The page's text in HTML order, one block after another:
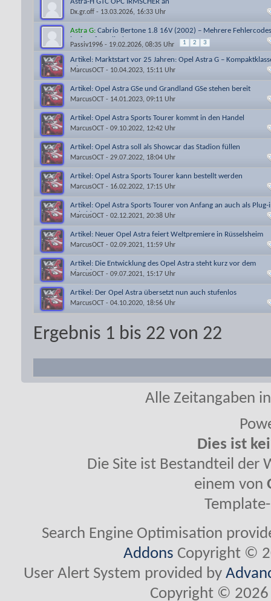
Dx.gr.off - 13.03.2026, 16:33 Uhr
Astra G: Cabrio Bertone 1.8 16V (2002) – Mehrere
läuft auf 3 Zylindern, S
Passiv1996 - 19.02.2026, 08:35 Uhr 1 2 3
Artikel: Marktstart vor 25 Jahren: Opel Astra G –
mit Power
MarcusOCT - 10.04.2023, 15:11 Uhr
Artikel: Opel Astra GSe und Grandland GSe stehen bereit
MarcusOCT - 14.01.2023, 09:11 Uhr
Artikel: Opel Astra Sports Tourer kommt in den Handel
MarcusOCT - 09.10.2022, 12:42 Uhr
Artikel: Opel Astra soll als Showcar das Stadion füllen
MarcusOCT - 29.07.2022, 18:04 Uhr
Artikel: Opel Astra Sports Tourer kann bestellt werden
MarcusOCT - 16.02.2022, 17:15 Uhr
Artikel: Opel Astra Sports Tourer von Anfang an auch als Plug-
Hybrid
MarcusOCT - 02.12.2021, 20:38 Uhr
Artikel: Neuer Opel Astra feiert Weltpremiere in Rüsselsheim
MarcusOCT - 02.09.2021, 11:59 Uhr
Artikel: Die Entwicklung des Opel Astra steht kurz vor dem
Abschluss
MarcusOCT - 09.07.2021, 15:17 Uhr
Artikel: Der Opel Astra übersetzt nun auch stufenlos
MarcusOCT - 04.10.2020, 18:56 Uhr
Ergebnis 1 bis 22 von 22
Alle Zeitangaben
Dies ist
Die Site ist Bestandteil der
einem von
Search Engine Optimisation
Addons Copyright ©
User Alert System provided by
Copyright © 2026